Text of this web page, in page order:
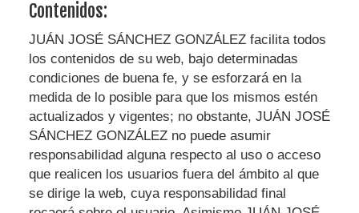
Contenidos:
JUÁN JOSÉ SÁNCHEZ GONZÁLEZ facilita todos
los contenidos de su web, bajo determinadas
condiciones de buena fe, y se esforzará en la
medida de lo posible para que los mismos estén
actualizados y vigentes; no obstante, JUÁN JOSÉ
SÁNCHEZ GONZÁLEZ no puede asumir
responsabilidad alguna respecto al uso o acceso
que realicen los usuarios fuera del ámbito al que
se dirige la web, cuya responsabilidad final